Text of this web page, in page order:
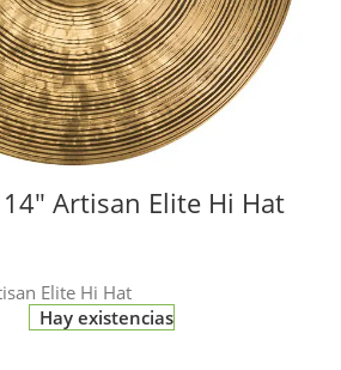
ampliar
Artisan Elite Hi Hat
Elite Hi Hat
Hay existencias